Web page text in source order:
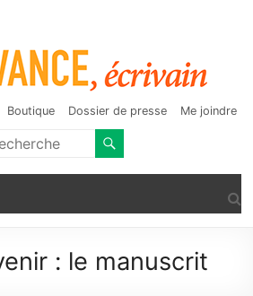
Bellavance,
écrivain
et d'autres bizarreries
Boutique Dossier de presse Me joindre
: le manuscrit